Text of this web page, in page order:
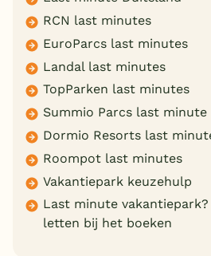
RCN last minutes
EuroParcs last minutes
Landal last minutes
TopParken last minutes
Summio Parcs last minute
Dormio Resorts last
Roompot last minutes
Vakantiepark keuzehulp
Last minute
letten bij het boeken